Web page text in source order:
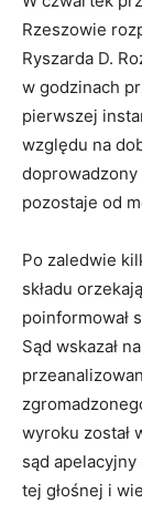
Rzeszowie
Ryszarda D.
w godzinach
pierwszej
względu na
doprowadzony
pozostaje od
Po zaledwie
składu
poinformował
Sąd wskazał
wyroku został
sąd
tej głośnej i